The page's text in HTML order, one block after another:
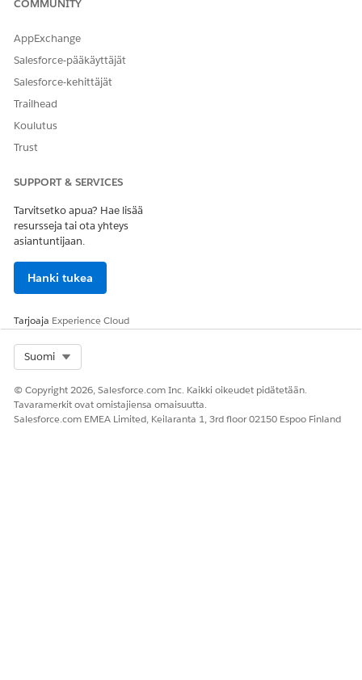
RATKAISIKO TÄMÄ ARTIKKELI ONGELMASI?
COMMUNITY
AppExchange
Salesforce-pääkäyttäjät
Salesforce-kehittäjät
Trailhead
Koulutus
Trust
SUPPORT & SERVICES
Tarvitsetko apua? Hae lisää
resursseja tai ota yhteys
asiantuntijaan.
Hanki tukea
Tarjoaja Experience Cloud
Suomi
© Copyright 2026, Salesforce.com Inc. Kaikki oikeudet pidätetään.
Tavaramerkit ovat omistajiensa omaisuutta.
Salesforce.com EMEA Limited, Keilaranta 1, 3rd floor 02150 Espoo Finland